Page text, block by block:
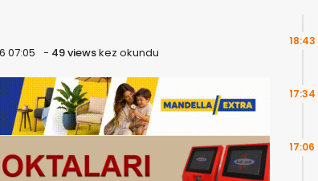
07:05 - 49 viewskez okundu
18:43
17:34
17:06